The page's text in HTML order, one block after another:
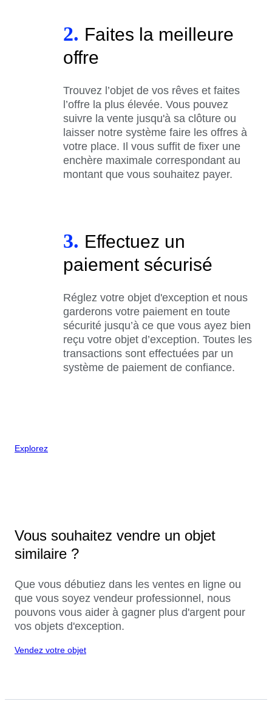
2. Faites la meilleure
offre
Trouvez l’objet de vos rêves et faites
l’offre la plus élevée. Vous pouvez
suivre la vente jusqu'à sa clôture ou
laisser notre système faire les offres à
votre place. Il vous suffit de fixer une
enchère maximale correspondant au
montant que vous souhaitez payer.
3. Effectuez un
paiement sécurisé
Réglez votre objet d'exception et nous
garderons votre paiement en toute
sécurité jusqu’à ce que vous ayez bien
reçu votre objet d’exception. Toutes les
transactions sont effectuées par un
système de paiement de confiance.
Explorez
Vous souhaitez vendre un objet
similaire ?
Que vous débutiez dans les ventes en ligne ou
que vous soyez vendeur professionnel, nous
pouvons vous aider à gagner plus d'argent pour
vos objets d'exception.
Vendez votre objet